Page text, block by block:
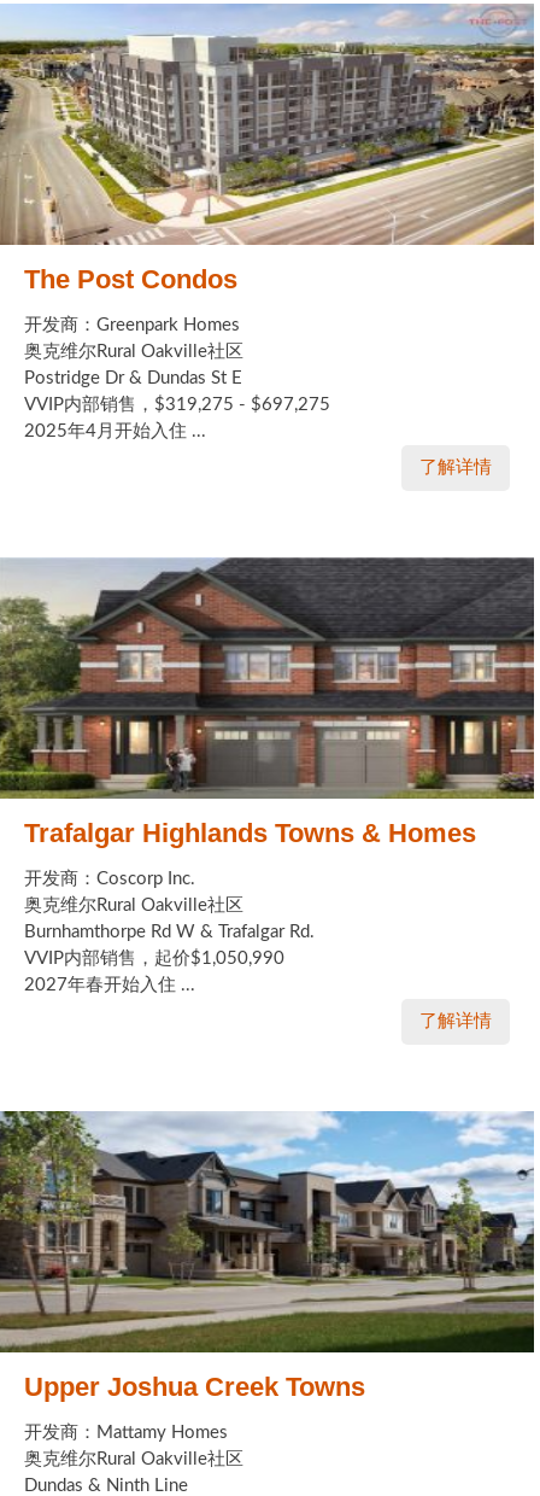
The Post Condos
开发商：Greenpark Homes
奥克维尔Rural Oakville社区
Postridge Dr & Dundas St E
VVIP内部销售，$319,275 - $697,275
2025年4月开始入住 ...
了解详情
Trafalgar Highlands Towns & Homes
开发商：Coscorp Inc.
奥克维尔Rural Oakville社区
Burnhamthorpe Rd W & Trafalgar Rd.
VVIP内部销售，起价$1,050,990
2027年春开始入住 ...
了解详情
Upper Joshua Creek Towns
开发商：Mattamy Homes
奥克维尔Rural Oakville社区
Dundas & Ninth Line